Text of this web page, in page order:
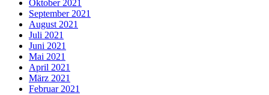
Oktober 2021
September 2021
August 2021
Juli 2021
Juni 2021
Mai 2021
April 2021
März 2021
Februar 2021